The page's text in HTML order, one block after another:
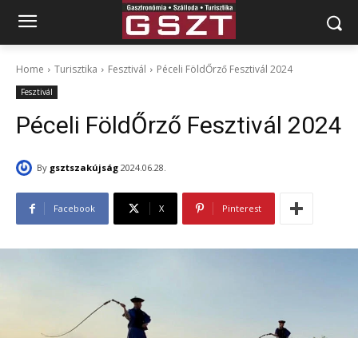
Home Turisztika Fesztivál Péceli FöldŐrző Fesztivál 2024
Fesztivál
Péceli FöldŐrző Fesztivál 2024
By gsztszakújság 2024.06.28.
Facebook X Pinterest